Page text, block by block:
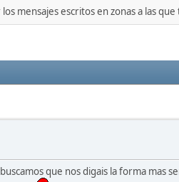
mensajes escritos en zonas a las
que nos digais la forma mas